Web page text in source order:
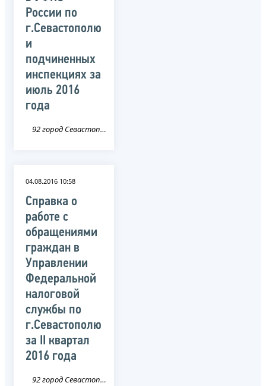
России по
г.Севастополю
и
подчиненных
инспекциях за
июль 2016
года
92 город Севастополь
04.08.2016 10:58
Справка о
работе с
обращениями
граждан в
Управлении
Федеральной
налоговой
службы по
г.Севастополю
за II квартал
2016 года
92 город Севастополь